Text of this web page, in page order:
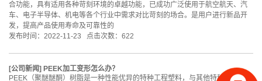
合功能，具有适用各种苛刻环境的卓越功能，已成功广泛使用于航空航天、汽
车、电子半导体、机电等各个行业中需求对比苛刻的场合。是用户进行新品开
发，提高产品使用寿命及可靠性的
发布时间：2022-11-23 点击次数：622
[公司新闻] PEEK加工变形怎么办？
PEEK（聚醚醚酮）树脂是一种性能优异的特种工程塑料，与其他特种工程塑料